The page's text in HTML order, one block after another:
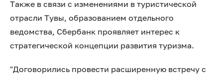
Также в связи с изменениями в туристической
отрасли Тувы, образованием отдельного
ведомства, Сбербанк проявляет интерес к
стратегической концепции развития туризма.
"Договорились провести расширенную встречу с